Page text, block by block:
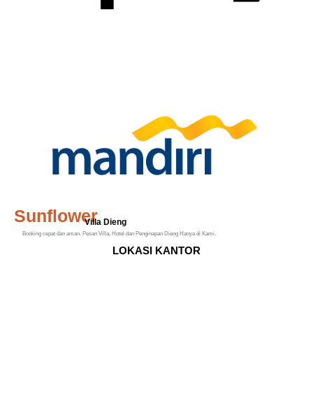
SunflowerVilla Dieng
Booking cepat dan aman. Pesan Villa, Hotel dan Penginapan Dieng Hanya di Kami.
LOKASI KANTOR